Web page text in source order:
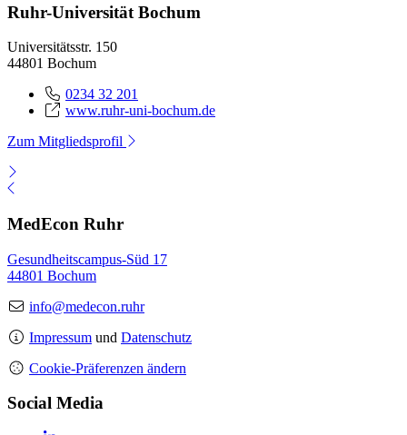
Ruhr-Universität Bochum
Universitätsstr. 150
44801 Bochum
0234 32 201
www.ruhr-uni-bochum.de
Zum Mitgliedsprofil
MedEcon Ruhr
Gesundheitscampus-Süd 17
44801 Bochum
info@medecon.ruhr
Impressum und Datenschutz
Cookie-Präferenzen ändern
Social Media